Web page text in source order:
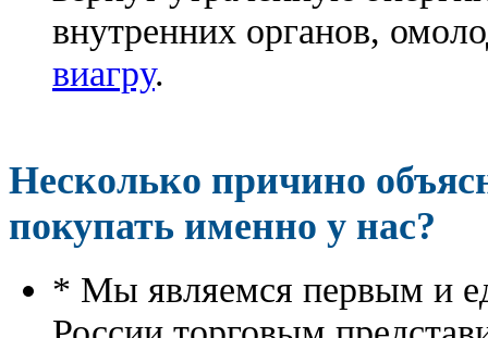
внутренних органов,
виагру.
Несколько причино
покупать именно у нас?
* Мы являемся первым и